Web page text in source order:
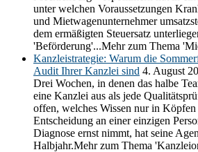
unter welchen Voraussetzungen
und Mietwagenunternehmer
dem ermäßigten Steuersatz
'Beförderung'...Mehr zum Thema
Kanzleistrategie: Warum die
Audit Ihrer Kanzlei sind 4. August
Drei Wochen, in denen das halbe
eine Kanzlei aus als jede
offen, welches Wissen nur in
Entscheidung an einer einzigen
Diagnose ernst nimmt, hat seine
Halbjahr.Mehr zum Thema